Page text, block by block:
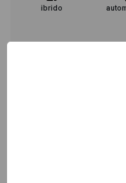
ibrido
NUOVO Cod.